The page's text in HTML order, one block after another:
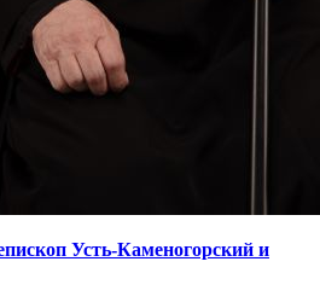
Усть-Каменогорский и